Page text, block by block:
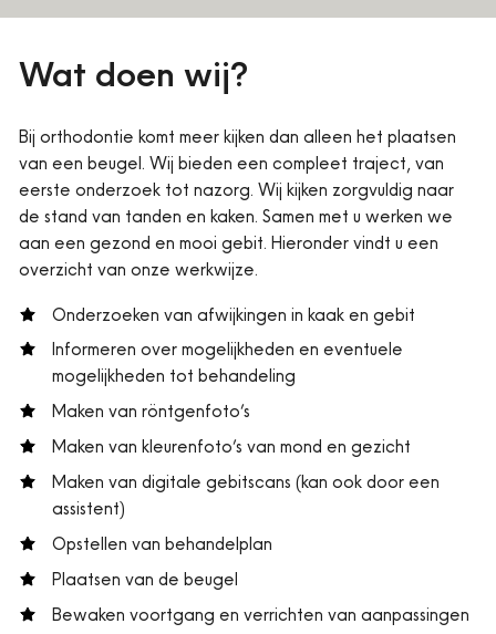
Wat doen wij?
Bij orthodontie komt meer kijken dan alleen het plaatsen
van een beugel. Wij bieden een compleet traject, van
eerste onderzoek tot nazorg. Wij kijken zorgvuldig naar
de stand van tanden en kaken. Samen met u werken we
aan een gezond en mooi gebit. Hieronder vindt u een
overzicht van onze werkwijze.
Onderzoeken van afwijkingen in kaak en gebit
Informeren over mogelijkheden en eventuele
mogelijkheden tot behandeling
Maken van röntgenfoto’s
Maken van kleurenfoto’s van mond en gezicht
Maken van digitale gebitscans (kan ook door een
assistent)
Opstellen van behandelplan
Plaatsen van de beugel
Bewaken voortgang en verrichten van aanpassingen